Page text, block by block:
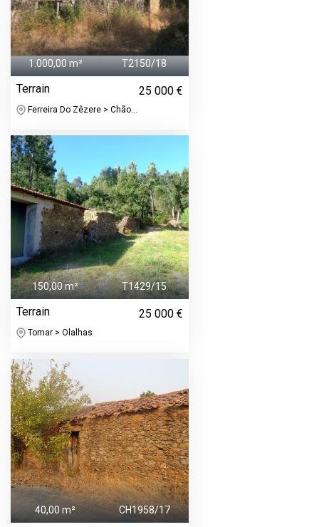
1.000,00 m² T2150/18
Terrain 25 000 €
Ferreira Do Zêzere > Chão...
150,00 m² T1429/15
Terrain 25 000 €
Tomar > Olalhas
40,00 m² CH1958/17